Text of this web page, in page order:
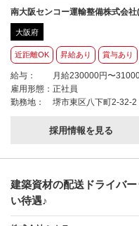
南大阪センコー運輸整備株式会
大阪府
近距離OK 昇給あり 賞与あり
給与：
月給230000円〜
雇用形態： 正社員
勤務地：
堺市東区八下町2-32-2
採用情報を見る
建築資材の配送ドライバ
い待遇♪